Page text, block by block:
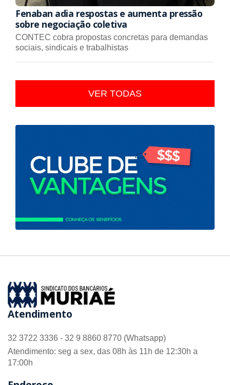
Fenaban adia respostas e aumenta pressão
sobre negociação coletiva
CONTEC cobra propostas concretas para demandas
sociais, sindicais e trabalhistas
VER TODAS
Atendimento
32 3722 3336 - 32 9 8860 8770 (Whatsapp)
Atendimento: seg a sex, das 08h às 11h de 12:30h a
17:00h